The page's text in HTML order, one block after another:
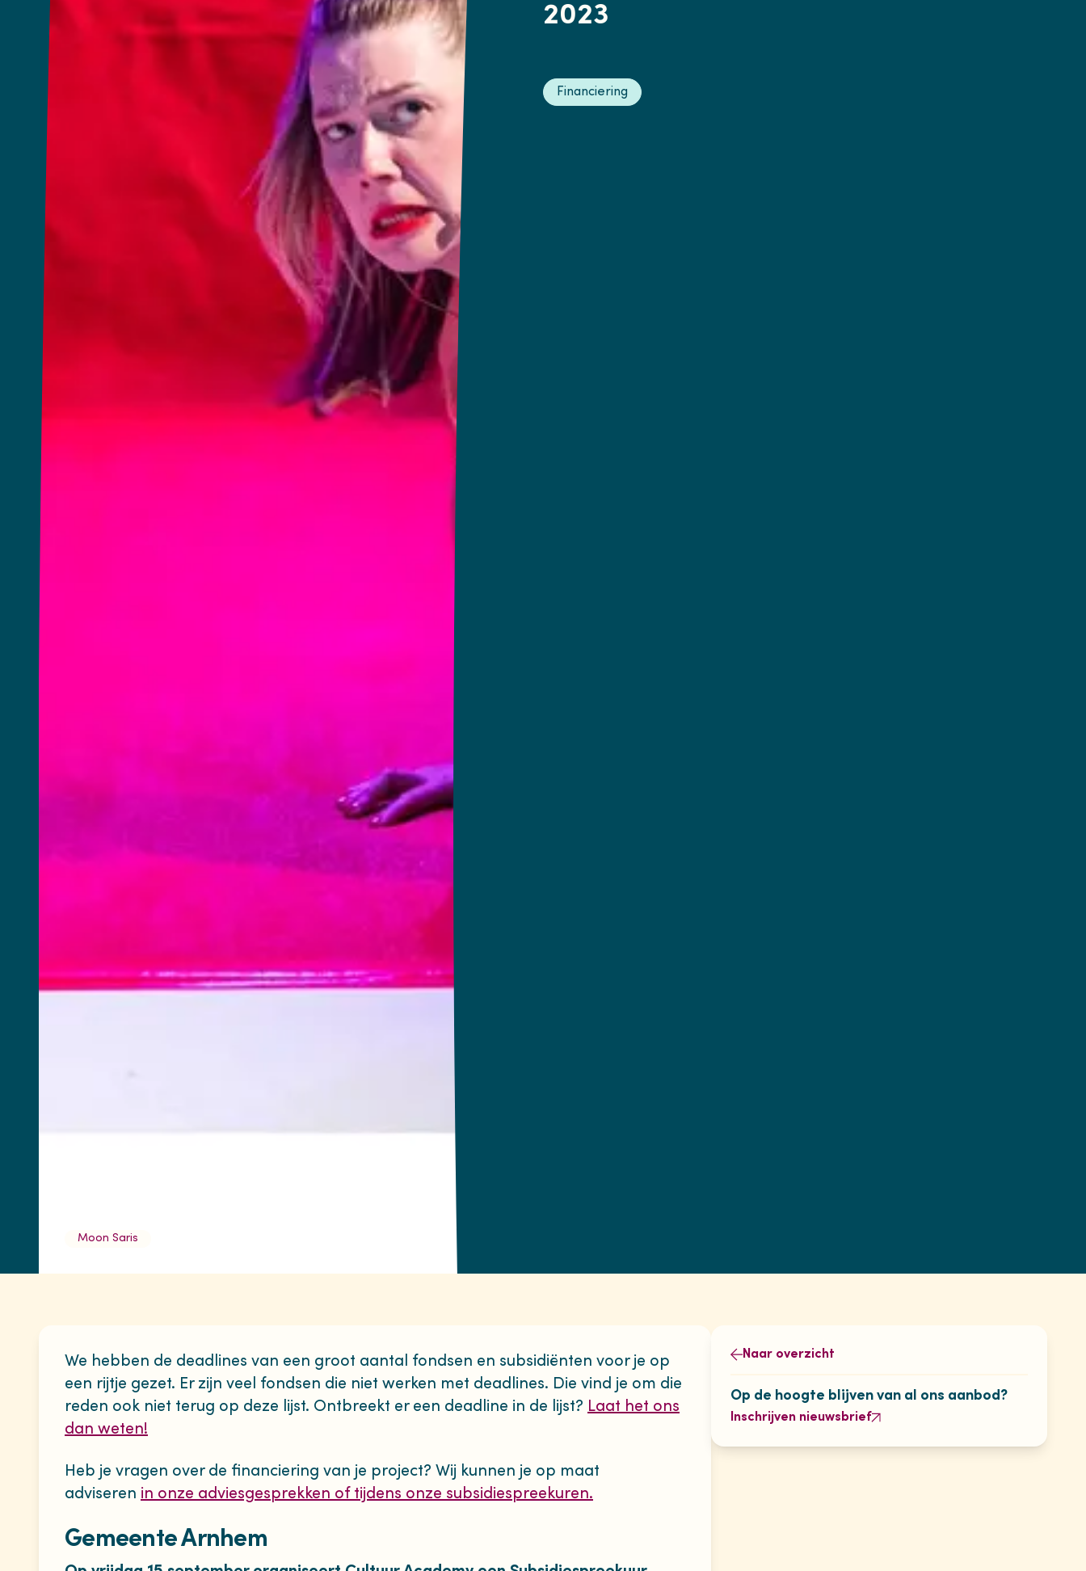
Moon Saris
2023
Financiering
We hebben de deadlines van een groot aantal fondsen en subsidiënten voor je op
een rijtje gezet. Er zijn veel fondsen die niet werken met deadlines. Die vind je om die
reden ook niet terug op deze lijst. Ontbreekt er een deadline in de lijst? Laat het ons
dan weten!
Heb je vragen over de financiering van je project? Wij kunnen je op maat
adviseren in onze adviesgesprekken of tijdens onze subsidiespreekuren.
Gemeente Arnhem
Naar overzicht
Op de hoogte blijven van al ons aanbod?
Inschrijven nieuwsbrief